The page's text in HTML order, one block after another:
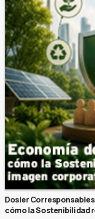
Dosier
cómo la Sostenibilidad